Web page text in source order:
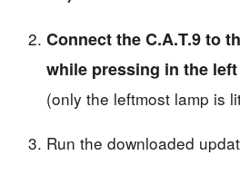
Connect the C.A.T.9 to
while pressing in the
(only the leftmost lamp is
Run the downloaded